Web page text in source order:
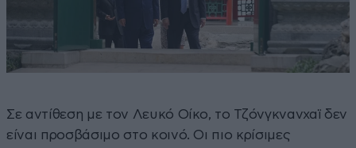
Σε αντίθεση με τον Λευκό Οίκο, το Τζόνγκνανχαϊ δεν
είναι προσβάσιμο στο κοινό. Οι πιο κρίσιμες